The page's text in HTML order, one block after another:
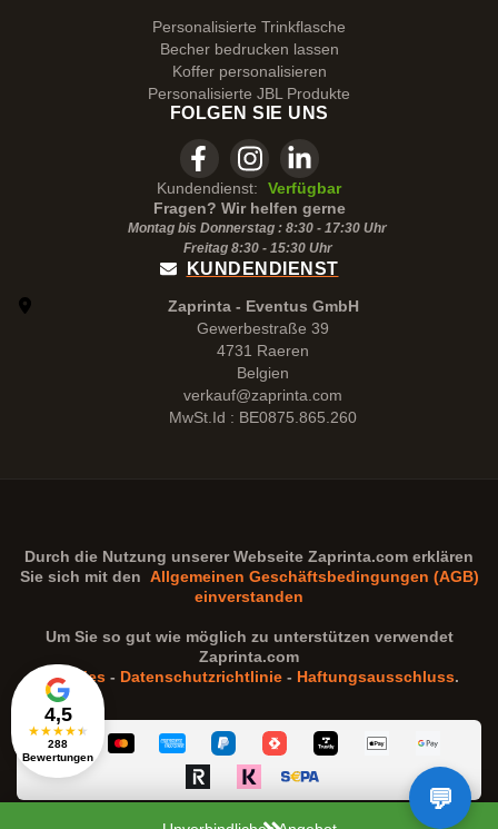
4,5
★★★★★
288
Bewertungen
Personalisierte Trinkflasche
Becher bedrucken lassen
Koffer personalisieren
Personalisierte JBL Produkte
FOLGEN SIE UNS
Kundendienst:
Verfügbar
Fragen? Wir helfen gerne
Montag bis Donnerstag : 8:30 - 17:30 Uhr
Freitag 8:30 - 15:30Uhr
KUNDENDIENST
Zaprinta - Eventus GmbH
Gewerbestraße 39
4731 Raeren
Belgien
verkauf@zaprinta.com
MwSt.Id : BE0875.865.260
Durch die Nutzung unserer Webseite Zaprinta.com erklären
Sie sich mit den Allgemeinen Geschäftsbedingungen (AGB)
einverstanden
Um Sie so gut wie möglich zu unterstützen verwendet
Zaprinta.com
Cookies - Datenschutzrichtlinie - Haftungsausschluss.